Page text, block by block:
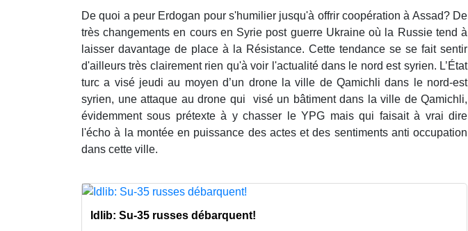
De quoi a peur Erdogan pour s'humilier jusqu'à offrir coopération à Assad? De
très changements en cours en Syrie post guerre Ukraine où la Russie tend à
laisser davantage de place à la Résistance. Cette tendance se se fait sentir
d'ailleurs très clairement rien qu'à voir l'actualité dans le nord est syrien. L’État
turc a visé jeudi au moyen d’un drone la ville de Qamichli dans le nord-est
syrien, une attaque au drone qui visé un bâtiment dans la ville de Qamichli,
évidemment sous prétexte à y chasser le YPG mais qui faisait à vrai dire
l'écho à la montée en puissance des actes et des sentiments anti occupation
dans cette ville.
Idlib: Su-35 russes débarquent!